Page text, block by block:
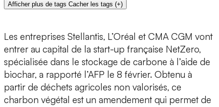
Afficher plus de tags Cacher les tags (+)
Les entreprises Stellantis, L’Oréal et CMA CGM vont
entrer au capital de la start-up française NetZero,
spécialisée dans le stockage de carbone à l’aide de
biochar, a rapporté l’AFP le 8 février. Obtenu à
partir de déchets agricoles non valorisés, ce
charbon végétal est un amendement qui permet de